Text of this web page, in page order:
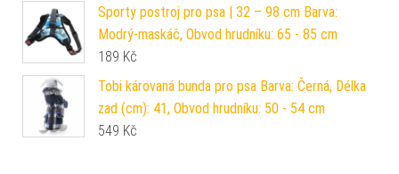
Sporty postroj pro psa | 32 – 98 cm Barva:
Modrý-maskáč, Obvod hrudníku: 65 - 85 cm
189 Kč
Tobi károvaná bunda pro psa Barva: Černá, Délka
zad (cm): 41, Obvod hrudníku: 50 - 54 cm
549 Kč